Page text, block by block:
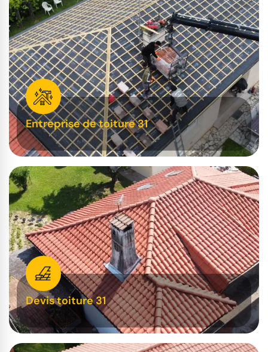
Entreprise de toiture 31
Devis toiture 31